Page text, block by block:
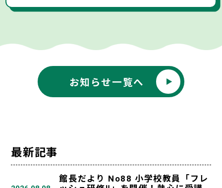
お知らせ一覧へ
最新記事
館長だより No88 小学校教員「フレ